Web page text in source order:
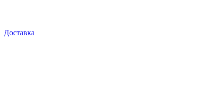
Доставка